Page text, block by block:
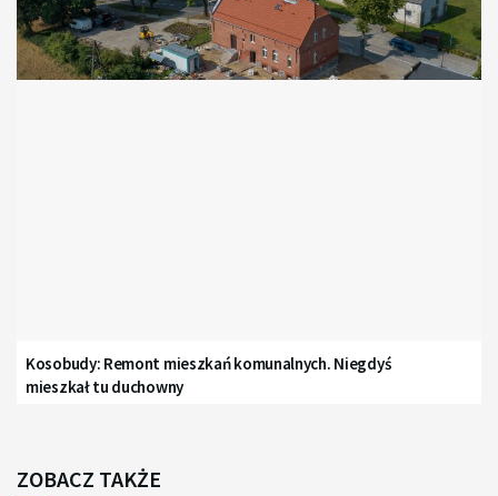
Kosobudy: Remont mieszkań komunalnych. Niegdyś
mieszkał tu duchowny
ZOBACZ TAKŻE